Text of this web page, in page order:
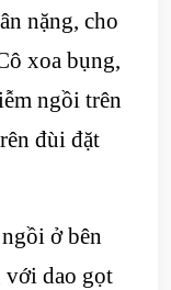
nặng, cho
xoa bụng,
ngồi trên
đùi đặt
ở bên
với dao gọt